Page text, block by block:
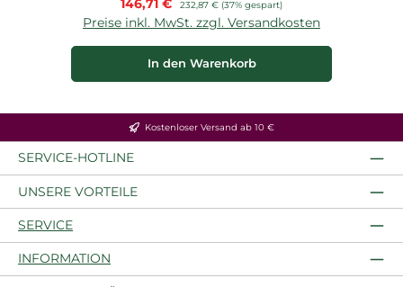
146,71 € 232,87 € (37% gespart)
Preise inkl. MwSt. zzgl. Versandkosten
In den Warenkorb
Kostenloser Versand ab 10 €
SERVICE-HOTLINE
UNSERE VORTEILE
SERVICE
INFORMATION